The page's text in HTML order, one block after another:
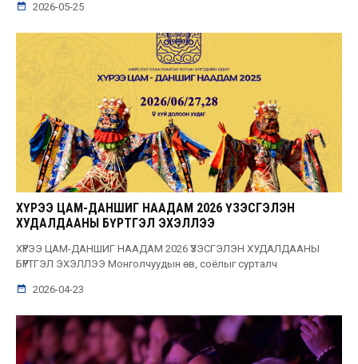
2026-05-25
ХҮРЭЭ ЦАМ-ДАНШИГ НААДАМ 2026 ҮЗЭСГЭЛЭН
ХУДАЛДААНЫ БҮРТГЭЛ ЭХЭЛЛЭЭ
ХҮРЭЭ ЦАМ-ДАНШИГ НААДАМ 2026 ҮЗЭСГЭЛЭН ХУДАЛДААНЫ
БҮРТГЭЛ ЭХЭЛЛЭЭ Монголчуудын өв, соёлыг сурталч
2026-04-23